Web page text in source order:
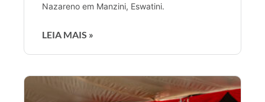
Nazareno em Manzini, Eswatini.
LEIA MAIS »